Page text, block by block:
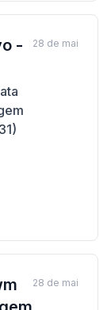
-
28 de mai
28 de mai